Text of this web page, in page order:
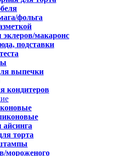
фольга
макаронс
подставки
выпечки
кондитеров
торта
мороженого